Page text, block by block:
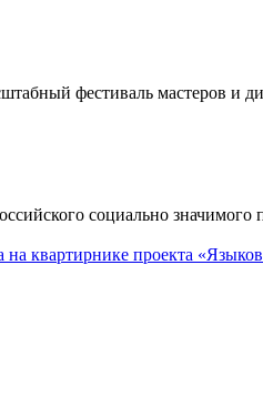
фестиваль мастеров и
социально значимого
квартирнике проекта